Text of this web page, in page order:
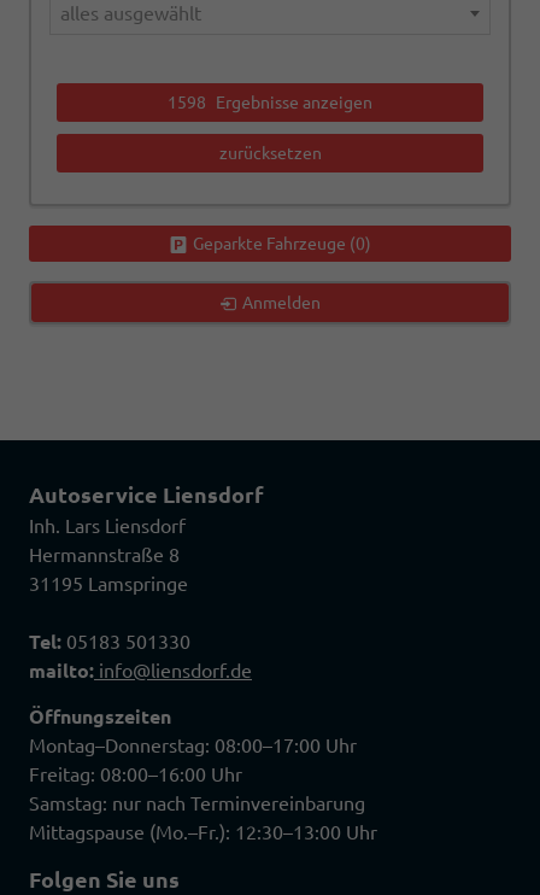
alles ausgewählt
1598 Ergebnisse anzeigen
zurücksetzen
Geparkte Fahrzeuge (0)
Anmelden
Autoservice Liensdorf
Inh. Lars Liensdorf
Hermannstraße 8
31195 Lamspringe
Tel: 05183 501330
mailto: info@liensdorf.de
Öffnungszeiten
Montag–Donnerstag: 08:00–17:00 Uhr
Freitag: 08:00–16:00 Uhr
Samstag: nur nach Terminvereinbarung
Mittagspause (Mo.–Fr.): 12:30–13:00 Uhr
Folgen Sie uns